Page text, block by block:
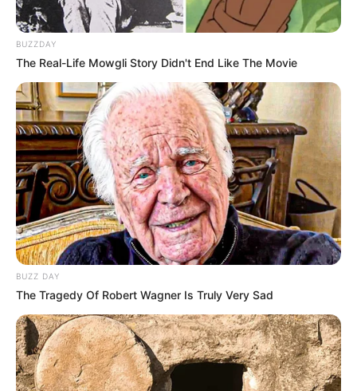
BUZZDAY
The Real-Life Mowgli Story Didn't End Like The Movie
BUZZ DAY
The Tragedy Of Robert Wagner Is Truly Very Sad